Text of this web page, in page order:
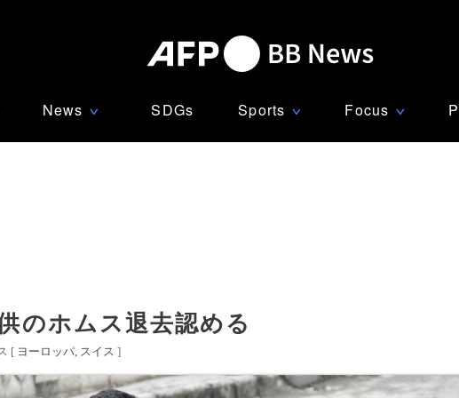
News ∨ SDGs Sports ∨ Focus ∨
のホムス退去認める
[ ヨーロッパ スイス ]